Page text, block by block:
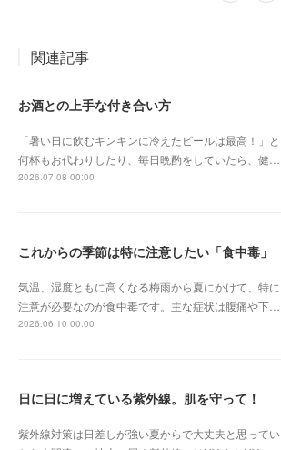
関連記事
お酒との上手な付き合い方
「暑い日に飲むキンキンに冷えたビールは最高！」と
何杯もお代わりしたり、毎日晩酌をしていたら、健…
2026.07.08 00:00
これからの季節は特に注意したい「食中毒」
気温、湿度ともに高くなる梅雨から夏にかけて、特に
注意が必要なのが食中毒です。主な症状は腹痛や下…
2026.06.10 00:00
日に日に増えている紫外線。肌を守って！
紫外線対策は日差しが強い夏からで大丈夫と思ってい